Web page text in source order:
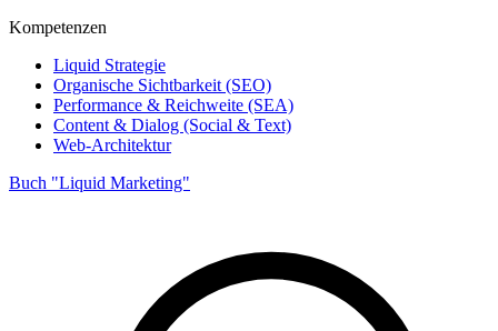
Kompetenzen
Liquid Strategie
Organische Sichtbarkeit (SEO)
Performance & Reichweite (SEA)
Content & Dialog (Social & Text)
Web-Architektur
Buch "Liquid Marketing"